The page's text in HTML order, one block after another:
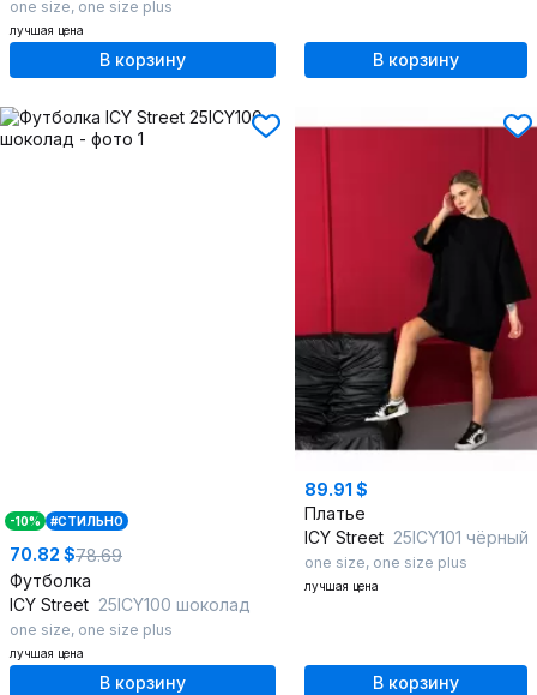
one size, one size plus
лучшая цена
В корзину В корзину
-10% #СТИЛЬНО
70.82 $78.69
Футболка
ICY Street 25ICY100 шоколад
one size, one size plus
лучшая цена
В корзину
89.91 $
Платье
ICY Street 25ICY101 чёрный
one size, one size plus
лучшая цена
В корзину